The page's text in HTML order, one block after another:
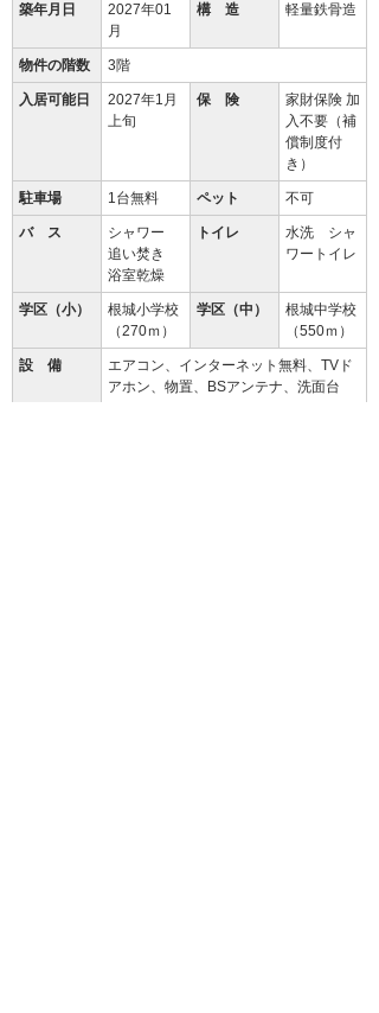
築年月日
2027年01
月
構 造 軽量鉄骨造
物件の階数 3階
入居可能日
2027年1月
上旬
保 険
家財保険 加
入不要（補
償制度付
き）
駐車場 1台無料 ペット 不可
バ ス
シャワー
追い焚き
浴室乾燥
トイレ
水洗 シャ
ワートイレ
学区（小）
根城小学校
（270ｍ）
学区（中）
根城中学校
（550ｍ）
設 備
エアコン、インターネット無料、TVド
アホン、物置、BSアンテナ、洗面台